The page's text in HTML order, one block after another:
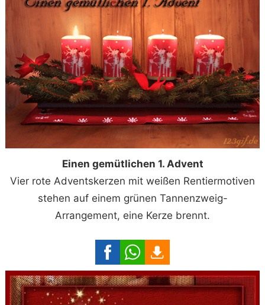
Einen gemütlichen 1. Advent
Vier rote Adventskerzen mit weißen Rentiermotiven
stehen auf einem grünen Tannenzweig-
Arrangement, eine Kerze brennt.